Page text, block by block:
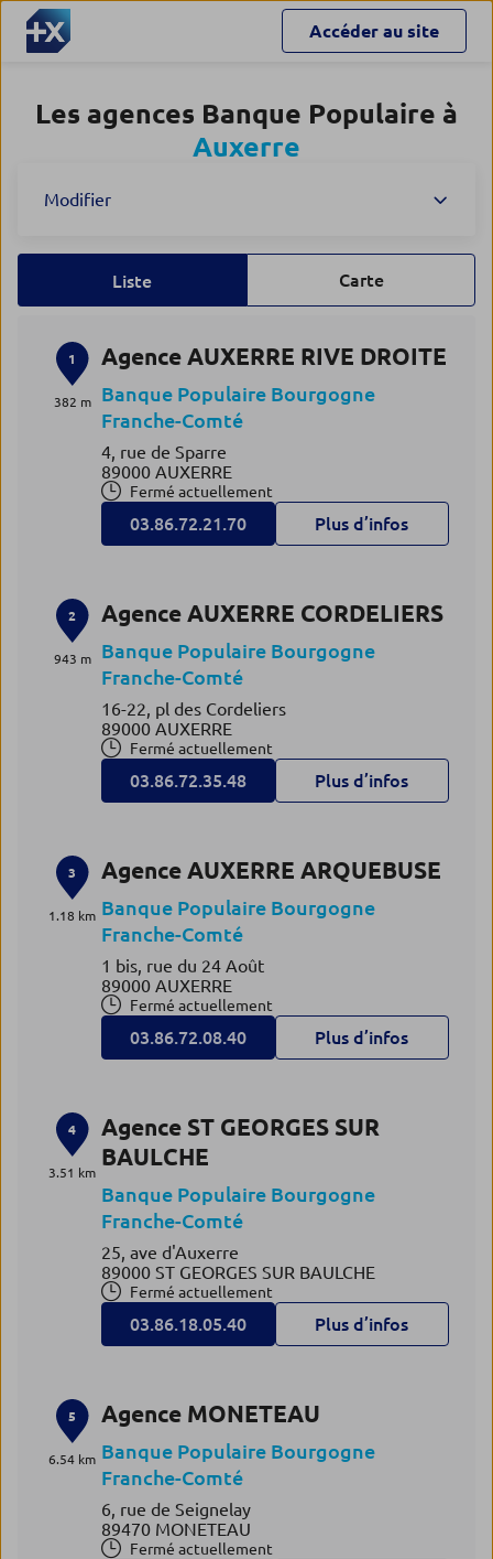
Accéder au site
Les agences Banque Populaire à
Auxerre
Modifier
Liste Carte
1
382 m
Agence AUXERRE RIVE DROITE
Banque Populaire Bourgogne
Franche-Comté
4, rue de Sparre
89000 AUXERRE
Fermé actuellement
03.86.72.21.70 Plus d’infos
2
943 m
Agence AUXERRE CORDELIERS
Banque Populaire Bourgogne
Franche-Comté
16-22, pl des Cordeliers
89000 AUXERRE
Fermé actuellement
03.86.72.35.48 Plus d’infos
3
1.18 km
Agence AUXERRE ARQUEBUSE
Banque Populaire Bourgogne
Franche-Comté
1 bis, rue du 24 Août
89000 AUXERRE
Fermé actuellement
03.86.72.08.40 Plus d’infos
4
3.51 km
Agence ST GEORGES SUR
BAULCHE
Banque Populaire Bourgogne
Franche-Comté
25, ave d'Auxerre
89000 ST GEORGES SUR BAULCHE
Fermé actuellement
03.86.18.05.40 Plus d’infos
5
6.54 km
Agence MONETEAU
Banque Populaire Bourgogne
Franche-Comté
6, rue de Seignelay
89470 MONETEAU
Fermé actuellement